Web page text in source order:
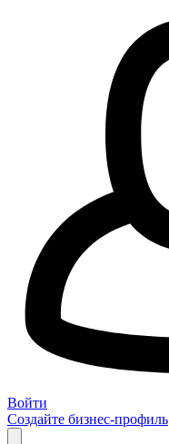
Войти
Создайте бизнес-профиль